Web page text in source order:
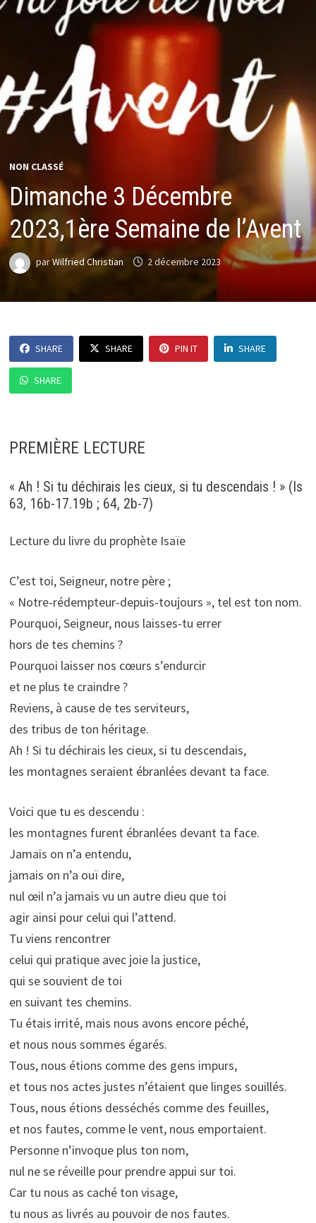
NON CLASSÉ
Dimanche 3 Décembre
2023,1ère Semaine de l’Avent
parWilfried Christian 2 décembre 2023
SHARE SHARE PIN IT SHARE
SHARE
PREMIÈRE LECTURE
« Ah ! Si tu déchirais les cieux, si tu descendais ! » (Is
63, 16b-17.19b ; 64, 2b-7)
Lecture du livre du prophète Isaïe
C’est toi, Seigneur, notre père ;
« Notre-rédempteur-depuis-toujours », tel est ton nom.
Pourquoi, Seigneur, nous laisses-tu errer
hors de tes chemins ?
Pourquoi laisser nos cœurs s’endurcir
et ne plus te craindre ?
Reviens, à cause de tes serviteurs,
des tribus de ton héritage.
Ah ! Si tu déchirais les cieux, si tu descendais,
les montagnes seraient ébranlées devant ta face.
Voici que tu es descendu :
les montagnes furent ébranlées devant ta face.
Jamais on n’a entendu,
jamais on n’a ouï dire,
nul œil n’a jamais vu un autre dieu que toi
agir ainsi pour celui qui l’attend.
Tu viens rencontrer
celui qui pratique avec joie la justice,
qui se souvient de toi
en suivant tes chemins.
Tu étais irrité, mais nous avons encore péché,
et nous nous sommes égarés.
Tous, nous étions comme des gens impurs,
et tous nos actes justes n’étaient que linges souillés.
Tous, nous étions desséchés comme des feuilles,
et nos fautes, comme le vent, nous emportaient.
Personne n’invoque plus ton nom,
nul ne se réveille pour prendre appui sur toi.
Car tu nous as caché ton visage,
tu nous as livrés au pouvoir de nos fautes.